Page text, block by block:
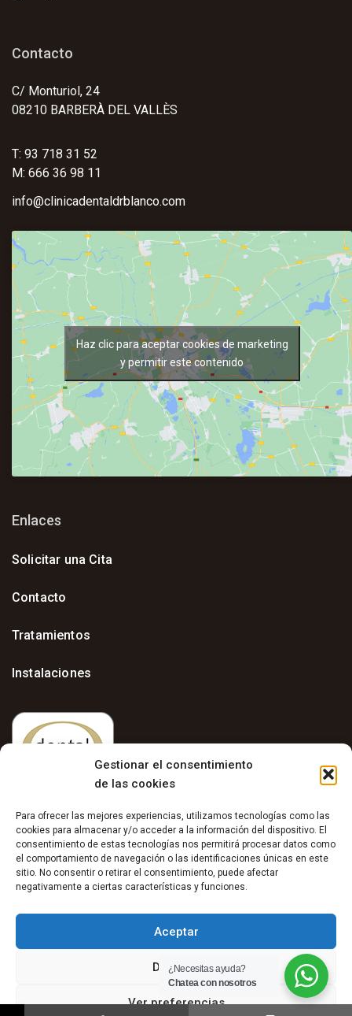
Gestionar el consentimiento
de las cookies
Para ofrecer las mejores experiencias, utilizamos tecnologías como las
cookies para almacenar y/o acceder a la información del dispositivo. El
consentimiento de estas tecnologías nos permitirá procesar datos como
el comportamiento de navegación o las identificaciones únicas en este
sitio. No consentir o retirar el consentimiento, puede afectar
negativamente a ciertas características y funciones.
Aceptar
Denegar
Ver preferencias
Contacto
C/ Monturiol, 24
08210 BARBERÀ DEL VALLÈS
T: 93 718 31 52
M: 666 36 98 11
info@clinicadentaldrblanco.com
Haz clic para aceptar cookies de marketing
y permitir este contenido
Enlaces
Solicitar una Cita
Contacto
Tratamientos
Instalaciones
Aviso Legal
Política de Privacidad
¿Necesitas ayuda?
Chatea con nosotros